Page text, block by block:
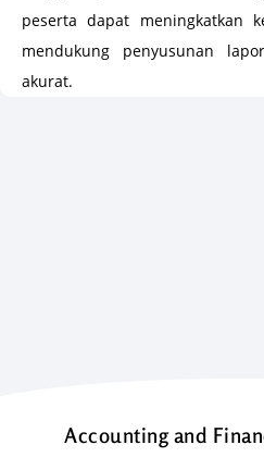
peserta dapat meningkatkan
mendukung penyusunan
akurat.
Accounting and